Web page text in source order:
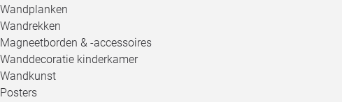
Wandplanken
Wandrekken
Magneetborden & -accessoires
Wanddecoratie kinderkamer
Wandkunst
Posters